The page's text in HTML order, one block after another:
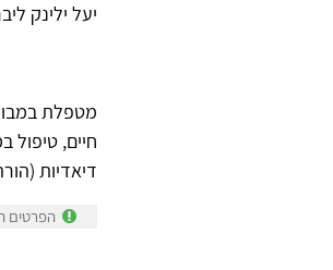
יעל ילינק
מטפלת
חיים, טיפול
דיאדיות
הפרטים